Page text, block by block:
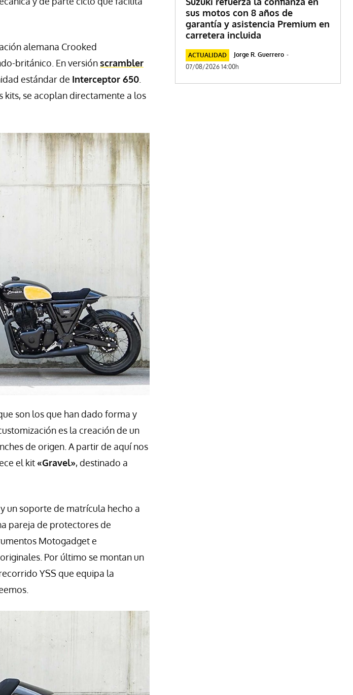
alemana Crooked
británico. En versión scrambler
estándar de Interceptor 650
kits, se acoplan directamente a los
son los que han dado forma y
es la creación de un
de origen. A partir de aquí nos
el kit«Gravel», destinado a
un soporte de matrícula hecho a
pareja de protectores de
Motogadget e
Por último se montan un
YSS que equipa la
sus motos con 8 años de
garantía y asistencia Premium en
carretera incluida
ACTUALIDAD Jorge R. Guerrero -
07/08/2026 14:00h